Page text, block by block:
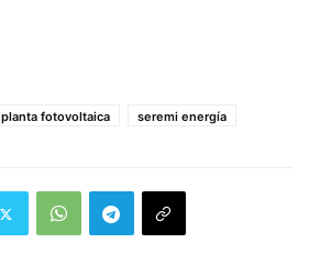
planta fotovoltaica seremi energía